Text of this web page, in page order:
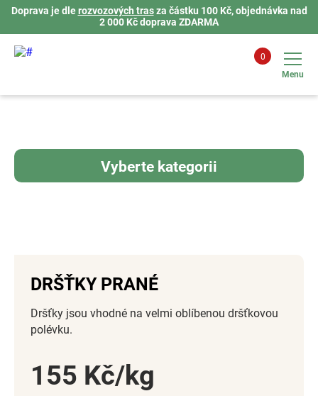
Doprava je dlerozvozových trasza částku 100 Kč, objednávka nad
2 000 Kč doprava ZDARMA
0
Menu
Vyberte kategorii
DRŠŤKY PRANÉ
Dršťky jsou vhodné na velmi oblíbenou dršťkovou
polévku.
155 Kč